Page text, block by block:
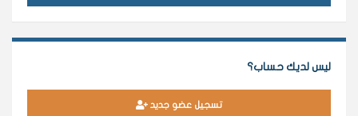
ليس لديك حساب؟
تسجيل عضو جديد